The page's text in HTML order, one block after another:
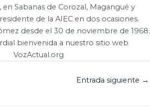
en Sabanas de Corozal, Magangué y
de la AIEC en dos ocasiones.
desde el 30 de noviembre de 1968.
bienvenida a nuestro sitio web
VozActual.org
Entrada siguiente →